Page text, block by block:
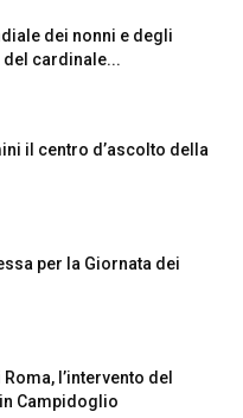
dei nonni e degli
del cardinale...
il centro d’ascolto della
per la Giornata dei
l’intervento del
Campidoglio